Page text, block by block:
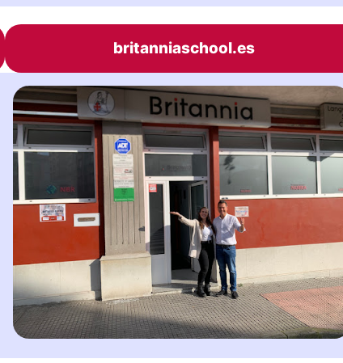
britanniaschool.es